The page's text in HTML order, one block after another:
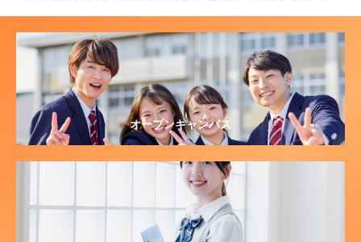
オープンキャンパス